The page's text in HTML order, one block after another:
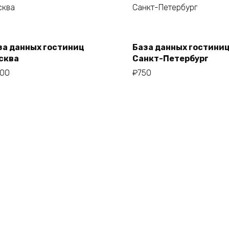
В корзину
данных гостиниц
В корзину
База данных
Санкт-Петербург
₽750